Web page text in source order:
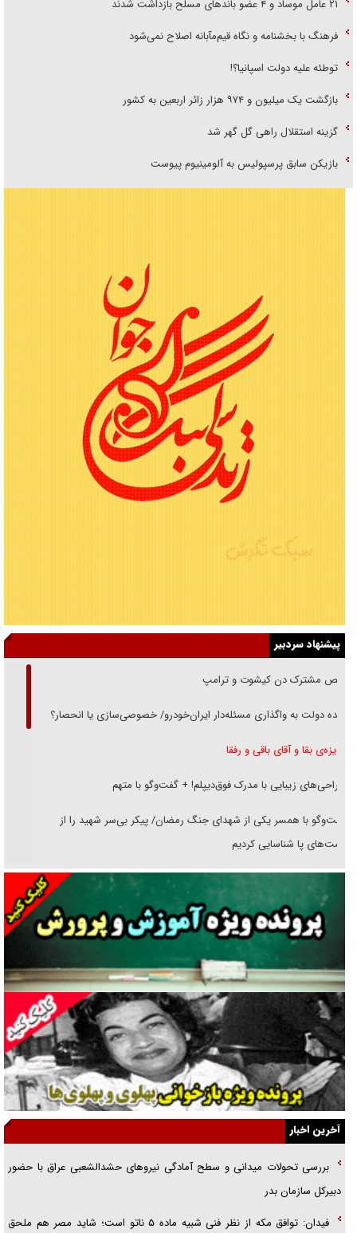
۲۱ عامل موساد و ۴ عضو باند‌های مسلح بازداشت شدند
فرهنگ با بخشنامه و نگاه قیم‌مآبانه اصلاح نمی‌شود
توطئه علیه دولت اسپانیا؟!
بازگشت یک میلیون و ۹۷۴ هزار زائر اربعین به کشور
گزینه استقلال راهی گل گهر شد
بازیکن سابق پرسپولیس به آلومینیوم پیوست
پیشنهاد سردبیر
رقص مشترک دن کیشوت و ترامپ
دنده دولت به واگذاری مسئله‌دار ایران‌خودرو/ خصوصی‌سازی یا انحصار؟
غریزه‌ی بقا و آقای باقی و رفقا
جراحی‌های زیبایی با مدرک فوق‌دیپلم! + گفت‌وگو با متهم
گفت‌وگو با همسر یکی از شهدای جنگ رمضان/ پیکر بی‌سر شهید را از
انگشت‌های پا شناسایی کردیم
نسلی که آنلاین الگو می‌گیرد
گفت‌وگو با آیت‌الله جاودان/ جفای مخالفان مکانت معنوی رهبر شهید را
ارتقا می‌داد
راننده مست به قانون می‌خندد
همه آقای دوربینی شده‌ایم!
قصه ناتمام سرویس مدارس
آیا مقاومت فلسطین خلع‌سلاح می‌شود؟
الگوی وحدت‌آفرین در ادراک سیاست خارجی
گفتگوی دکتر اخوان مدیرمسئول روزنامه جوان با برنامه تلویزیونی «نبرد
هرمز»
آخرین اخبار
بررسی تحولات میدانی و سطح آمادگی نیرو‌های حشدالشعبی عراق با حضور
دبیرکل سازمان بدر
فیدان: توافق مکه از نظر فنی شبیه ماده ۵ ناتو است؛ شاید مصر هم ملحق